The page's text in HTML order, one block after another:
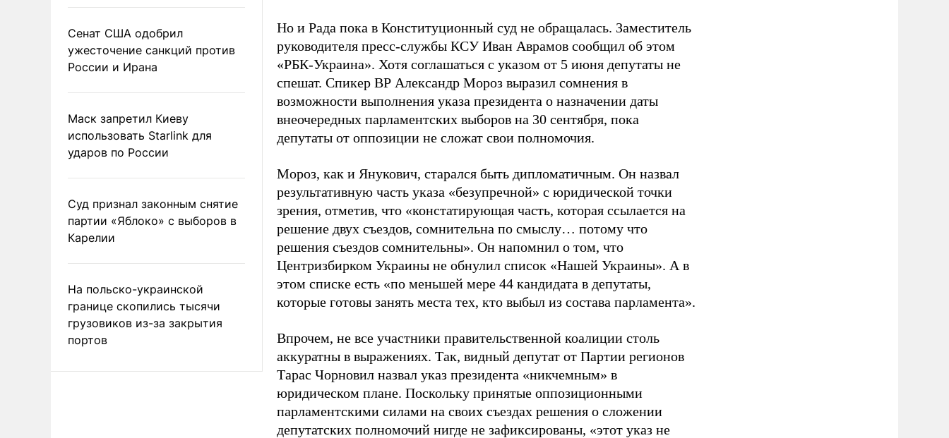
Сенат США одобрил
ужесточение санкций против
России и Ирана
Маск запретил Киеву
использовать Starlink для
ударов по России
Суд признал законным снятие
партии «Яблоко» с выборов в
Карелии
На польско-украинской
границе скопились тысячи
грузовиков из-за закрытия
портов
Но и Рада пока в Конституционный суд не обращалась. Заместитель
руководителя пресс-службы КСУ Иван Аврамов сообщил об этом
«РБК-Украина». Хотя соглашаться с указом от 5 июня депутаты не
спешат. Спикер ВР Александр Мороз выразил сомнения в
возможности выполнения указа президента о назначении даты
внеочередных парламентских выборов на 30 сентября, пока
депутаты от оппозиции не сложат свои полномочия.
Мороз, как и Янукович, старался быть дипломатичным. Он назвал
результативную часть указа «безупречной» с юридической точки
зрения, отметив, что «констатирующая часть, которая ссылается на
решение двух съездов, сомнительна по смыслу… потому что
решения съездов сомнительны». Он напомнил о том, что
Центризбирком Украины не обнулил список «Нашей Украины». А в
этом списке есть «по меньшей мере 44 кандидата в депутаты,
которые готовы занять места тех, кто выбыл из состава парламента».
Впрочем, не все участники правительственной коалиции столь
аккуратны в выражениях. Так, видный депутат от Партии регионов
Тарас Чорновил назвал указ президента «никчемным» в
юридическом плане. Поскольку принятые оппозиционными
парламентскими силами на своих съездах решения о сложении
депутатских полномочий нигде не зафиксированы, «этот указ не